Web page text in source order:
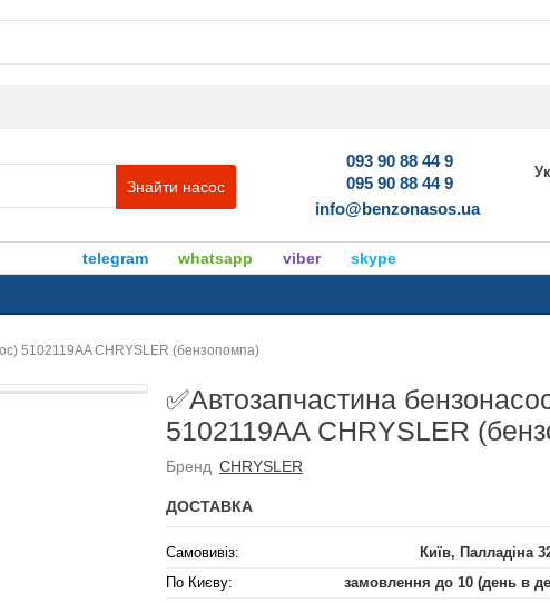
Знайти насос
093 90 88 44 9
095 90 88 44 9
info@benzonasos.ua
telegram whatsapp viber
skype
5102119AA CHRYSLER (бензопомпа)
✅Автозапчастина
5102119AA CHRYSLER
Бренд CHRYSLER
ДОСТАВКА
Самовивіз:
Київ, Палладіна
По Києву:
замовлення до 10 (день в